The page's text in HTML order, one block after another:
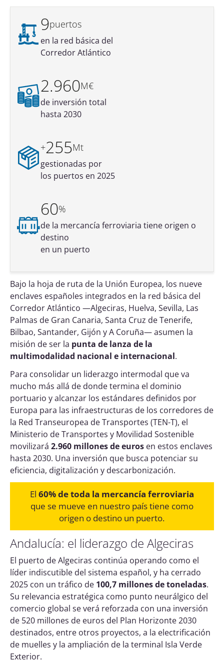
9puertos
en la red básica del
Corredor Atlántico
2.960M€
de inversión total
hasta 2030
+255Mt
gestionadas por
los puertos en 2025
60%
de la mercancía ferroviaria tiene origen o
destino
en un puerto
Bajo la hoja de ruta de la Unión Europea, los nueve
enclaves españoles integrados en la red básica del
Corredor Atlántico —Algeciras, Huelva, Sevilla, Las
Palmas de Gran Canaria, Santa Cruz de Tenerife,
Bilbao, Santander, Gijón y A Coruña— asumen la
misión de ser la punta de lanza de la
multimodalidad nacional e internacional.
Para consolidar un liderazgo intermodal que va
mucho más allá de donde termina el dominio
portuario y alcanzar los estándares definidos por
Europa para las infraestructuras de los corredores de
la Red Transeuropea de Transportes (TEN-T), el
Ministerio de Transportes y Movilidad Sostenible
movilizará 2.960 millones de euros en estos enclaves
hasta 2030. Una inversión que busca potenciar su
eficiencia, digitalización y descarbonización.
El 60% de toda la mercancía ferroviaria
que se mueve en nuestro país tiene como
origen o destino un puerto.
Andalucía: el liderazgo de Algeciras
El puerto de Algeciras continúa operando como el
líder indiscutible del sistema español, y ha cerrado
2025 con un tráfico de 100,7 millones de toneladas.
Su relevancia estratégica como punto neurálgico del
comercio global se verá reforzada con una inversión
de 520 millones de euros del Plan Horizonte 2030
destinados, entre otros proyectos, a la electrificación
de muelles y la ampliación de la terminal Isla Verde
Exterior.